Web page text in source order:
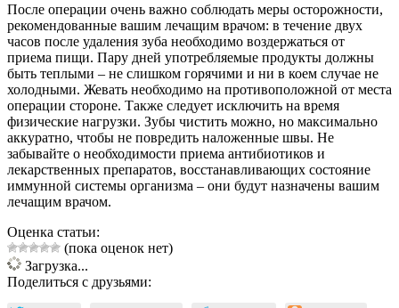
После операции очень важно соблюдать меры осторожности,
рекомендованные вашим лечащим врачом: в течение двух
часов после удаления зуба необходимо воздержаться от
приема пищи. Пару дней употребляемые продукты должны
быть теплыми – не слишком горячими и ни в коем случае не
холодными. Жевать необходимо на противоположной от места
операции стороне. Также следует исключить на время
физические нагрузки. Зубы чистить можно, но максимально
аккуратно, чтобы не повредить наложенные швы. Не
забывайте о необходимости приема антибиотиков и
лекарственных препаратов, восстанавливающих состояние
иммунной системы организма – они будут назначены вашим
лечащим врачом.
Оценка статьи:
(пока оценок нет)
Загрузка...
Поделиться с друзьями: